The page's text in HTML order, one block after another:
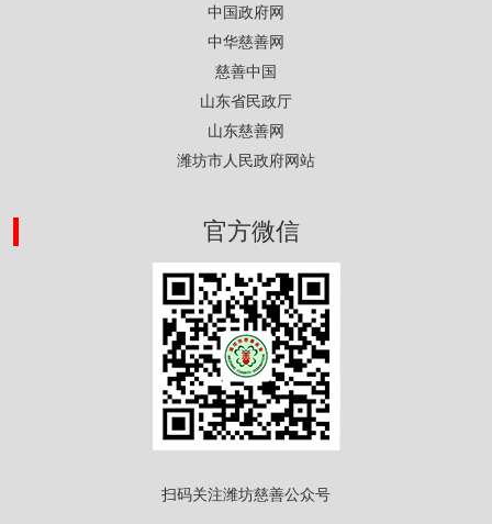
中国政府网
中华慈善网
慈善中国
山东省民政厅
山东慈善网
潍坊市人民政府网站
官方微信
扫码关注潍坊慈善公众号